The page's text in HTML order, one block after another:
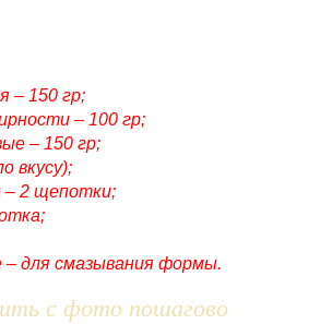
– 150 гр;
– 100 гр;
– 150 гр;
вкусу);
– 2 щепотки;
– для смазывания формы.
с фото пошагово